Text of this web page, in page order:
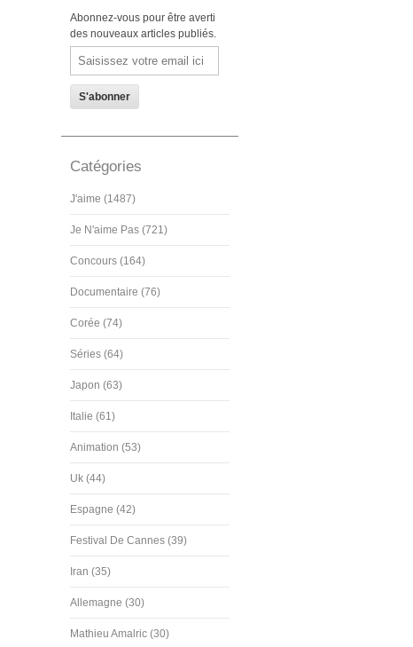
Abonnez-vous pour être averti
des nouveaux articles publiés.
Email
Catégories
J'aime (1487)
Je N'aime Pas (721)
Concours (164)
Documentaire (76)
Corée (74)
Séries (64)
Japon (63)
Italie (61)
Animation (53)
Uk (44)
Espagne (42)
Festival De Cannes (39)
Iran (35)
Allemagne (30)
Mathieu Amalric (30)